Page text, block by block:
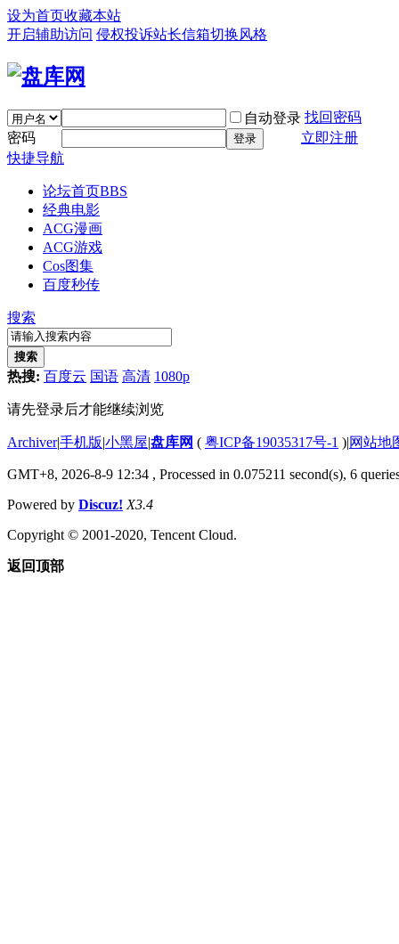
设为首页收藏本站
开启辅助访问 侵权投诉站长信箱切换风格
自动登录 找回密码
密码
登录
立即注册
快捷导航
论坛首页BBS
经典电影
ACG漫画
ACG游戏
Cos图集
百度秒传
搜索
搜索
热搜: 百度云 国语 高清 1080p
请先登录后才能继续浏览
Archiver|手机版|小黑屋|盘库网 ( 粤ICP备19035317号-1 )|网站地
GMT+8, 2026-8-9 12:34 , Processed in 0.075211 second(s), 6
Powered by Discuz! X3.4
Copyright © 2001-2020, Tencent Cloud.
返回顶部